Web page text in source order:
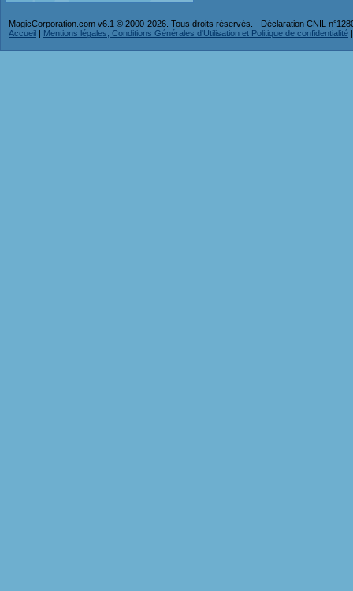
MagicCorporation.com v6.1 © 2000-2026. Tous droits réservés. - Déclaration CNIL
Accueil | Mentions légales, Conditions Générales d'Utilisation et Politique de confidentialité